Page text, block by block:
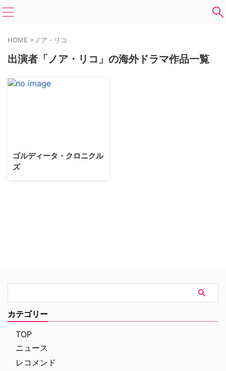
HOME > ノア・リコ
出演者「ノア・リコ」の海外ドラマ作品一覧
ゴルディータ・クロニクル
ズ
カテゴリー
TOP
ニュース
レコメンド